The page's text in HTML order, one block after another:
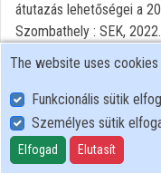
átutazás lehetőségei a
Szombathely : SEK,
mentén a 20. században
BDPK Történelem
User Policy
Adatkezelési tájékoztató (en)
Cookie Policy
The website uses
Funkcionális sütik
Személyes sütik
Elfogad Elutasít